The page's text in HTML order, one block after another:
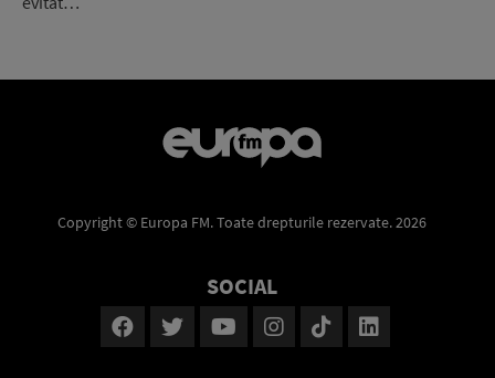
Copyright © Europa FM. Toate drepturile rezervate. 2026
SOCIAL